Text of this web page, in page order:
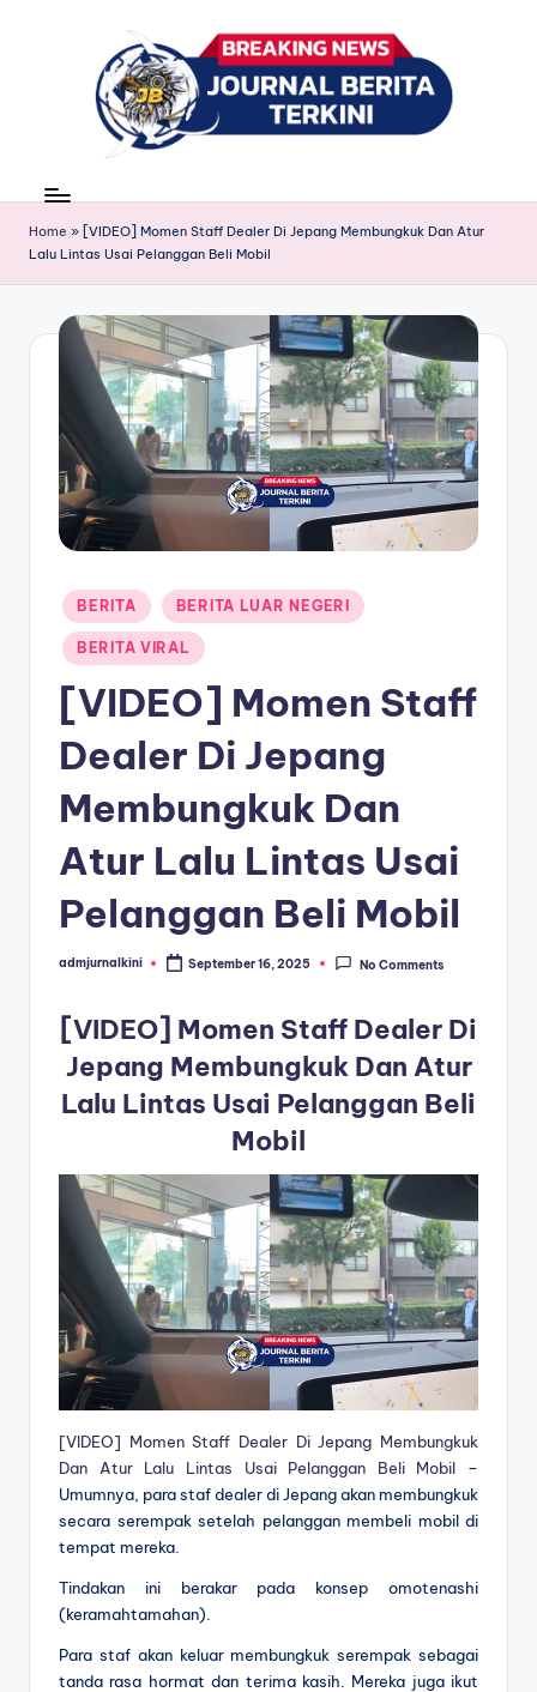
r
n
a
ri
news
Home » [VIDEO] Momen Staff Dealer Di Jepang Membungkuk Dan Atur
Lalu Lintas Usai Pelanggan Beli Mobil
Posted
in
BERITA BERITA LUAR NEGERI
BERITA VIRAL
[VIDEO] Momen Staff
Dealer Di Jepang
Membungkuk Dan
Atur Lalu Lintas Usai
Pelanggan Beli Mobil
Posted
admjurnalkini September 16, 2025 No Comments
[VIDEO] Momen Staff Dealer Di
Jepang Membungkuk Dan Atur
Lalu Lintas Usai Pelanggan Beli
Mobil
[VIDEO] Momen Staff Dealer Di Jepang Membungkuk
Dan Atur Lalu Lintas Usai Pelanggan Beli Mobil –
Umumnya, para staf dealer di Jepang akan membungkuk
secara serempak setelah pelanggan membeli mobil di
tempat mereka.
Tindakan ini berakar pada konsep omotenashi
(keramahtamahan).
Para staf akan keluar membungkuk serempak sebagai
tanda rasa hormat dan terima kasih. Mereka juga ikut